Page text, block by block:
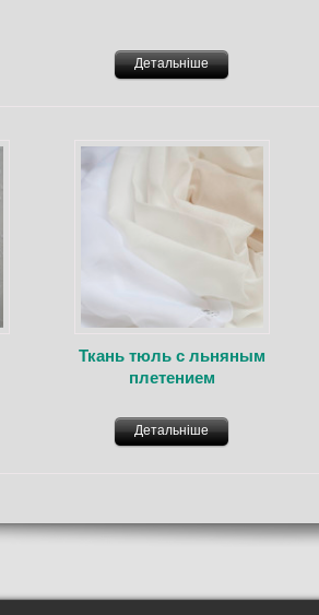
Детальніше
Ткань тюль с льняным
плетением
Детальніше